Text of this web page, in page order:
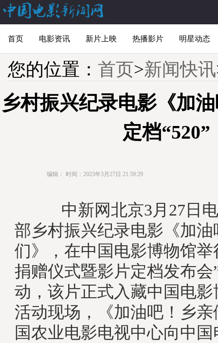
首页 电影资讯 新片上映 热播影片 明星动态
您的位置： 首页>新闻快讯
乡村振兴纪录电影《加
定档“520”
编辑： 时间：2023年3月27日 21:59:29
中新网北京3月27日电
部乡村振兴纪录电影《加油
们》，在中国电影博物馆举
捐赠仪式暨影片定档发布会
动，该片正式入藏中国
活动现场，《加油吧！乡
国农业电影电视中心向中